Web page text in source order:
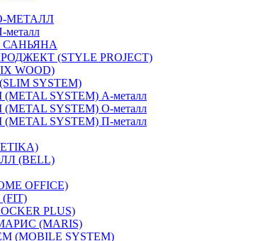
МЕТАЛЛ
(STYLE PROJECT)
WOOD)
SYSTEM)
SYSTEM) А-металл
SYSTEM) О-металл
SYSTEM) П-металл
(BELL)
OFFICE)
PLUS)
(MARIS)
SYSTEM)